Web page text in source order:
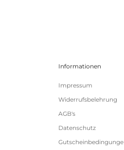
Informationen
Impressum
Widerrufsbelehrung
AGB's
Datenschutz